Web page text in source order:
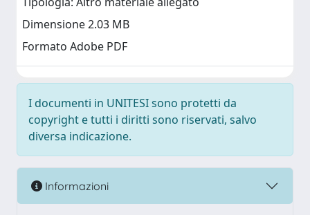
Dimensione 2.03 MB
Formato Adobe PDF
I documenti in UNITESI sono protetti da
copyright e tutti i diritti sono riservati, salvo
diversa indicazione.
Informazioni